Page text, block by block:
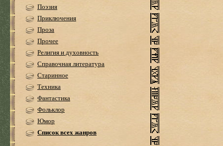
Поэзия
Приключения
Проза
Прочее
Религия и духовность
Справочная литература
Старинное
Техника
Фантастика
Фольклор
Юмор
Список всех жанров